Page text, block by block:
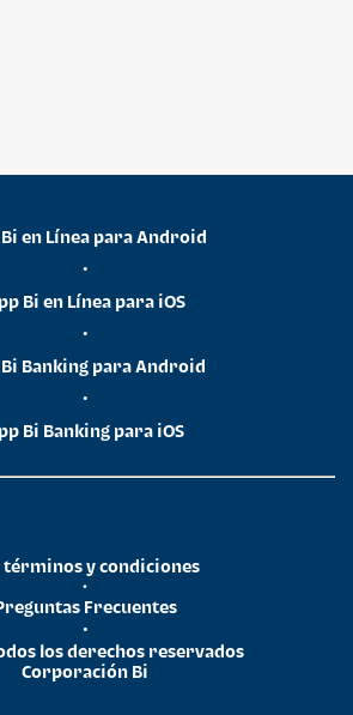
en Línea para Android
•
Bi en Línea para iOS
•
Banking para Android
•
Bi Banking para iOS
los derechos reservados
Corporación Bi
•
Frecuentes
•
términos y condiciones